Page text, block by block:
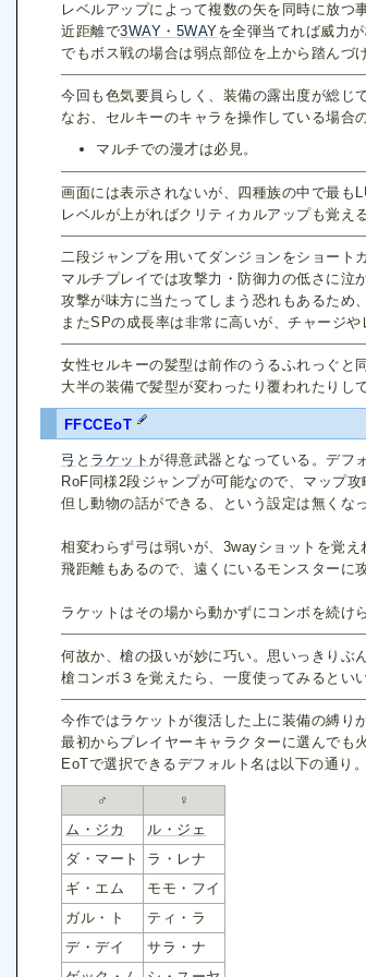
レベルアップによって複数の矢を同時に放つ
近距離で3WAY・5WAYを全弾当てれば威力が
でもボス戦の場合は弱点部位を上から踏ん
今回も色気要員らしく、装備の露出度が総じ
なお、セルキーのキャラを操作している場合
マルチでの漫才は必見。
画面には表示されないが、四種族の中で最も
レベルが上がればクリティカルアップも覚え
二段ジャンプを用いてダンジョンをショート
マルチプレイでは攻撃力・防御力の低さに泣
攻撃が味方に当たってしまう恐れもあるため
またSPの成長率は非常に高いが、チャージ
女性セルキーの髪型は前作のうるふれっぐと
大半の装備で髪型が変わったり覆われたりし
FFCCEoT
弓 と ラケットが得意武器となっている。デフ
RoF同様2段ジャンプが可能なので、マップ攻
但し動物の話ができる、という設定は無くな
相変わらず弓は弱いが、3wayショットを覚え
飛距離もあるので、遠くにいるモンスターに
ラケットはその場から動かずにコンボを続け
何故か、槍の扱いが妙に巧い。思いっきりぶ
槍コンボ３を覚えたら、一度使ってみるといい
今作ではラケットが復活した上に装備の縛り
最初からプレイヤーキャラクターに選んでも
EoTで選択できるデフォルト名は以下の通り。
♂
♀
ム・ジカ
ル・ジェ
ダ・マート
ラ・レナ
ギ・エム
モモ・フイ
ガル・ト
ティ・ラ
デ・デイ
サラ・ナ